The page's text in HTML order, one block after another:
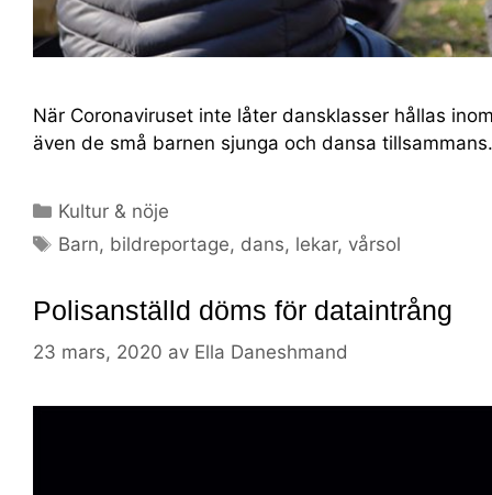
När Coronaviruset inte låter dansklasser hållas
även de små barnen sjunga och dansa tillsammans.
Kultur & nöje
Barn, bildreportage, dans, lekar, vårsol
Polisanställd döms för dataintrång
23 mars, 2020 av Ella Daneshmand